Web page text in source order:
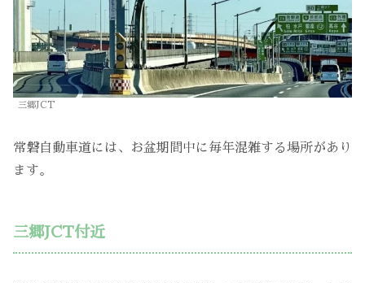
三郷JCT
常磐自動車道には、お盆期間中に毎年混雑する場所があり
ます。
三郷JCT付近